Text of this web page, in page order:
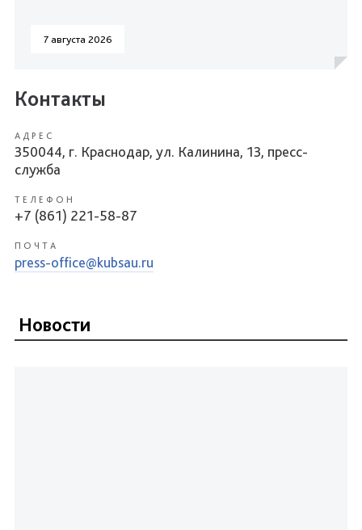
7 августа 2026
Контакты
АДРЕС
350044, г. Краснодар, ул. Калинина, 13, пресс-
служба
ТЕЛЕФОН
+7 (861) 221-58-87
ПОЧТА
press-office@kubsau.ru
Новости